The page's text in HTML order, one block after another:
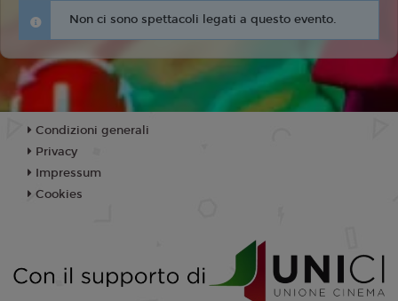
Non ci sono spettacoli legati a questo evento.
Condizioni generali
Privacy
Impressum
Cookies